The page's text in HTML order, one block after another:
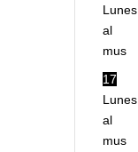
Lunes
al
mus
17
Lunes
al
mus